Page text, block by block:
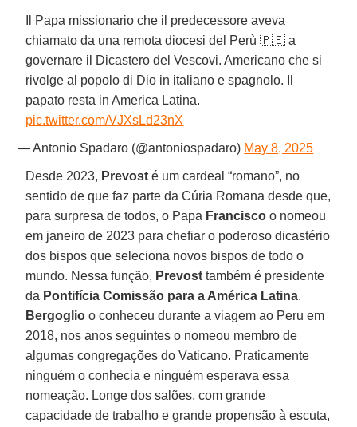
Il Papa missionario che il predecessore aveva
chiamato da una remota diocesi del Perù 🇵🇪 a
governare il Dicastero del Vescovi. Americano che si
rivolge al popolo di Dio in italiano e spagnolo. Il
papato resta in America Latina.
pic.twitter.com/VJXsLd23nX
— Antonio Spadaro (@antoniospadaro) May 8, 2025
Desde 2023, Prevost é um cardeal “romano”, no
sentido de que faz parte da Cúria Romana desde que,
para surpresa de todos, o Papa Francisco o nomeou
em janeiro de 2023 para chefiar o poderoso dicastério
dos bispos que seleciona novos bispos de todo o
mundo. Nessa função, Prevost também é presidente
da Pontifícia Comissão para a América Latina.
Bergoglio o conheceu durante a viagem ao Peru em
2018, nos anos seguintes o nomeou membro de
algumas congregações do Vaticano. Praticamente
ninguém o conhecia e ninguém esperava essa
nomeação. Longe dos salões, com grande
capacidade de trabalho e grande propensão à escuta,